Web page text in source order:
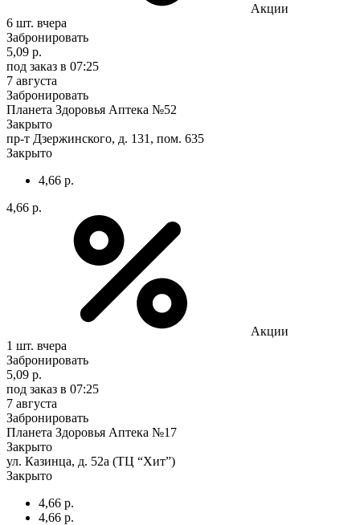
Акции
6 шт. вчера
Забронировать
5,09 р.
под заказ в 07:25
7 августа
Забронировать
Планета Здоровья Аптека №52
Закрыто
пр-т Дзержинского, д. 131, пом. 635
Закрыто
4,66 р.
4,66 р.
Акции
1 шт. вчера
Забронировать
5,09 р.
под заказ в 07:25
7 августа
Забронировать
Планета Здоровья Аптека №17
Закрыто
ул. Казинца, д. 52а (ТЦ “Хит”)
Закрыто
4,66 р.
4,66 р.